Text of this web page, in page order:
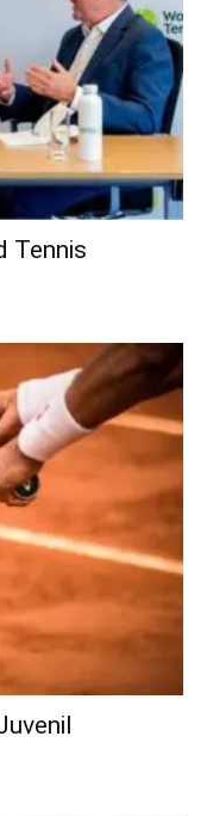
Tennis